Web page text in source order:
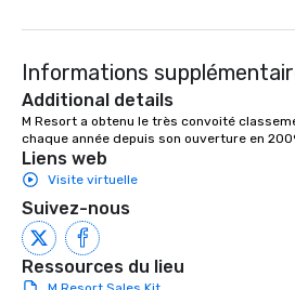
Informations
Additional details
M Resort a obtenu le très convoité
chaque année depuis son ouverture en
Liens web
Visite virtuelle
Suivez-nous
Ressources du lieu